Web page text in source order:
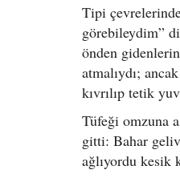
Tipi
görebileydim”
önden
atmalıydı;
kıvrılıp tetik
Tüfeği omzuna
gitti: Bahar
ağlıyordu kesik